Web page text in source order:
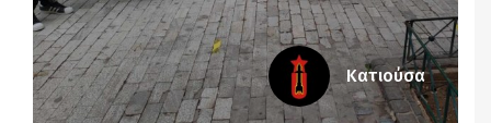
Κατιούσα